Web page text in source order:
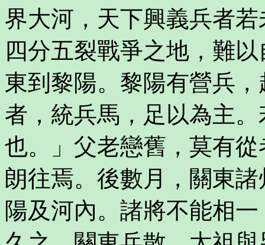
界大河，天下興義兵者
四分五裂戰爭之地，難
東到黎陽。黎陽有營兵
者，統兵馬，足以為主
也。」父老戀舊，莫有
朗往焉。後數月，關東
陽及河內。諸將不能相